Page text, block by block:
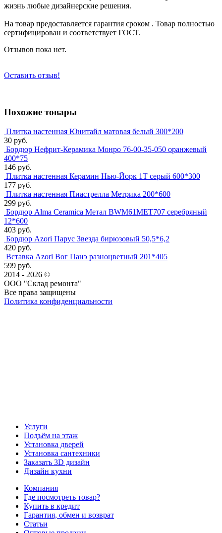
жизнь любые дизайнерские решения.
На товар предоставляется гарантия сроком . Товар полностью
сертифицирован и соответствует ГОСТ.
Отзывов пока нет.
Оставить отзыв!
Похожие товары
Плитка настенная Юнитайл матовая белый 300*200
30 руб.
Бордюр Нефрит-Керамика Монро 76-00-35-050 оранжевый
400*75
146 руб.
Плитка настенная Керамин Нью-Йорк 1Т серый 600*300
177 руб.
Плитка настенная Пиастрелла Метрика 200*600
299 руб.
Бордюр Alma Ceramica Метал BWM61MET707 серебряный
12*600
403 руб.
Бордюр Azori Парус Звезда бирюзовый 50,5*6,2
420 руб.
Вставка Azori Вог Панэ разноцветный 201*405
599 руб.
2014 - 2026 ©
ООО "Склад ремонта"
Все права защищены
Политика конфиденциальности
Услуги
Подъём на этаж
Установка дверей
Установка сантехники
Заказать 3D дизайн
Дизайн кухни
Компания
Где посмотреть товар?
Купить в кредит
Гарантия, обмен и возврат
Статьи